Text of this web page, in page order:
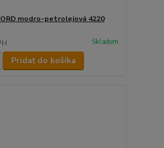
modro-petrolejová 4220
Skladom
Pridať do košíka